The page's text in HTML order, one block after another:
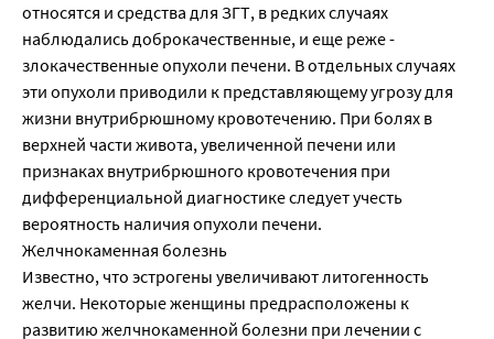
относятся и средства для ЗГТ, в редких случаях
наблюдались доброкачественные, и еще реже -
злокачественные опухоли печени. В отдельных случаях
эти опухоли приводили к представляющему угрозу для
жизни внутрибрюшному кровотечению. При болях в
верхней части живота, увеличенной печени или
признаках внутрибрюшного кровотечения при
дифференциальной диагностике следует учесть
вероятность наличия опухоли печени.
Желчнокаменная болезнь
Известно, что эстрогены увеличивают литогенность
желчи. Некоторые женщины предрасположены к
развитию желчнокаменной болезни при лечении с